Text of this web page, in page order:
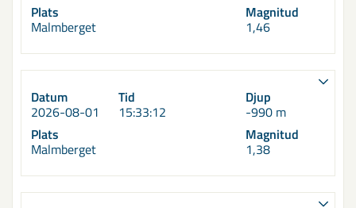
Magnitud
1,46
Plats
Malmberget
Datum
2026-08-01
Tid
15:33:12
Magnitud
1,38
Plats
Malmberget
Djup
-990 m